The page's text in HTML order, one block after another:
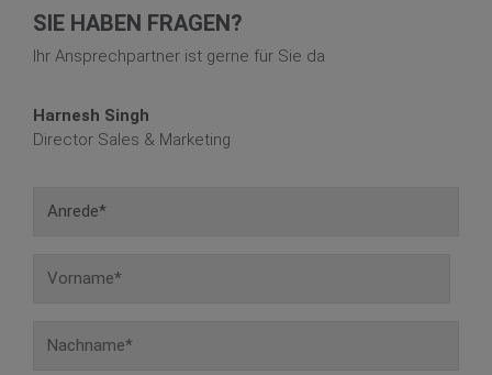
SIE HABEN FRAGEN?
Ihr Ansprechpartner ist gerne für Sie da
Harnesh Singh
Director Sales & Marketing